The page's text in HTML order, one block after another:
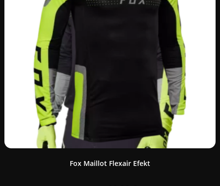
Fox Maillot Flexair Efekt